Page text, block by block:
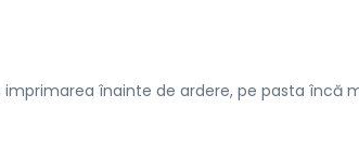
înainte de ardere, pe pasta încă